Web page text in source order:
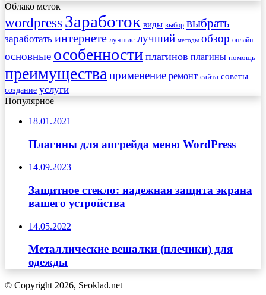
Облако меток
wordpress Заработок виды выбор выбрать
заработать интернете лучшие лучший методы обзор онлайн
основные особенности плагинов плагины помощь
преимущества применение ремонт сайта советы
создание услуги
Популярное
18.01.2021
Плагины для апгрейда меню WordPress
14.09.2023
Защитное стекло: надежная защита экрана
вашего устройства
14.05.2022
Металлические вешалки (плечики) для
одежды
© Copyright 2026, Seoklad.net